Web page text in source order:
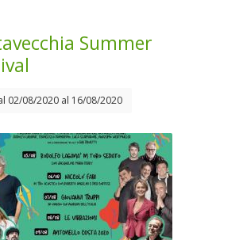
Summer
02/08/2020 al 16/08/2020